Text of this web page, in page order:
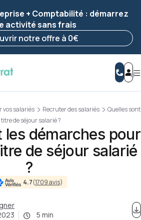
🚀
ma démarche
+ Comptabilité : démarrez
activité sans frais
notre offre à 0€
vos salariés Recruter des salariés
Quelles sont
de séjour salarié ?
les démarches pour
de séjour salarié
?
4.7(1709 avis)
5 min